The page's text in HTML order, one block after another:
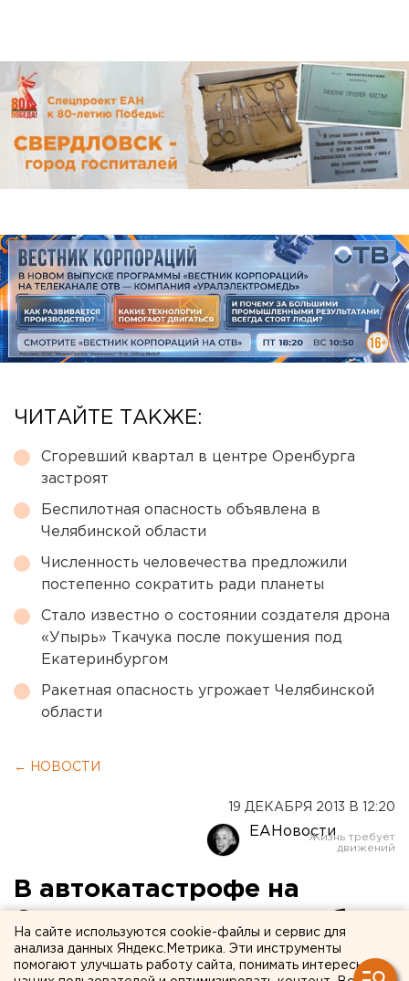
ЧИТАЙТЕ ТАКЖЕ:
Сгоревший квартал в центре Оренбурга
застроят
Беспилотная опасность объявлена в
Челябинской области
Численность человечества предложили
постепенно сократить ради планеты
Стало известно о состоянии создателя дрона
«Упырь» Ткачука после покушения под
Екатеринбургом
Ракетная опасность угрожает Челябинской
области
← НОВОСТИ
19 ДЕКАБРЯ 2013 В 12:20
ЕАНовости
В автокатастрофе на
двое свердловчан и пятеро
На сайте используются cookie-файлы и сервис для
анализа данных Яндекс.Метрика. Эти инструменты
помогают улучшать работу сайта, понимать интересы